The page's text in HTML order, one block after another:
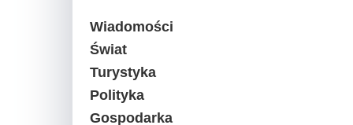
Wiadomości
Świat
Turystyka
Polityka
Gospodarka